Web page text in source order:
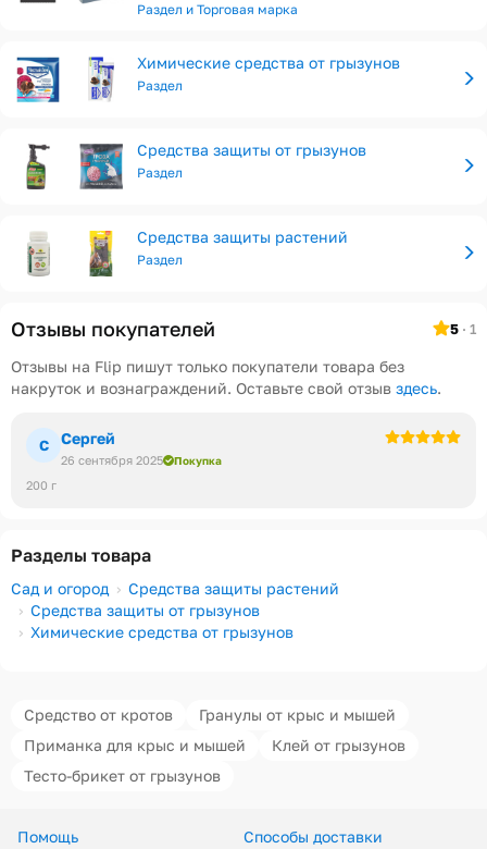
Раздел и Торговая марка
Химические средства от грызунов
Раздел
Средства защиты от грызунов
Раздел
Средства защиты растений
Раздел
Отзывы покупателей 5 · 1
Отзывы на Flip пишут только покупатели товара без
накруток и вознаграждений. Оставьте свой отзыв здесь.
С Сергей
26 сентября 2025 Покупка
200 г
Разделы товара
Сад и огород
Средства защиты растений
Средства защиты от грызунов
Химические средства от грызунов
Средство от кротов
Гранулы от крыс и мышей
Приманка для крыс и мышей
Клей от грызунов
Тесто-брикет от грызунов
Помощь Способы доставки